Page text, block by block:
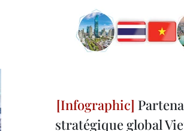
stratégique global